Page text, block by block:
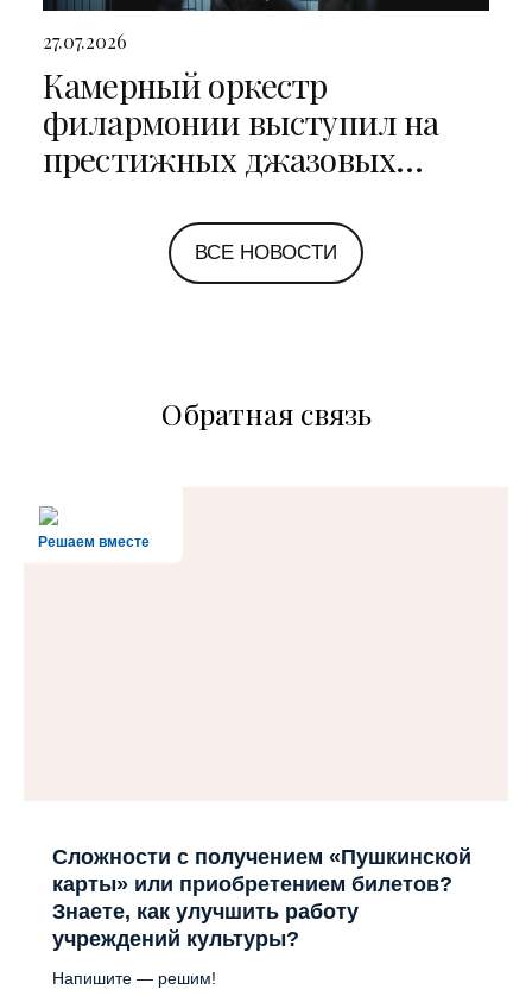
27.07.2026
Камерный оркестр
филармонии выступил на
престижных джазовых
Петербурге и Ярославле
ВСЕ НОВОСТИ
Обратная связь
Решаем вместе
Сложности с получением «Пушкинской
карты» или приобретением билетов?
Знаете, как улучшить работу
учреждений культуры?
Напишите — решим!